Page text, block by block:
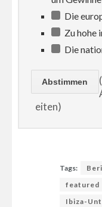
Die
Zu hohe
Die
eiten)
Tags:
featured
Ibiza-